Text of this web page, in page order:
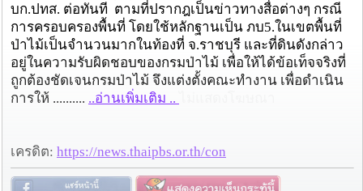
บก.ปทส. ต่อทันที ตามที่ปรากฎเป็นข่าวทางสื่อต่างๆ กรณี
การครอบครองพื้นที่ โดยใช้หลักฐานเป็น ภบ5.ในเขตพื้นที่
ป่าไม้เป็นจำนวนมากในท้องที่ จ.ราชบุรี และที่ดินดังกล่าว
อยู่ในความรับผิดชอบของกรมป่าไม้ เพื่อให้ได้ข้อเท็จจริงที่
ถูกต้องชัดเจนกรมป่าไม้ จึงแต่งตั้งคณะทำงาน เพื่อดำเนิน
การให้ .......... ..อ่านเพิ่มเติม ..
เครดิต: https://news.thaipbs.or.th/con